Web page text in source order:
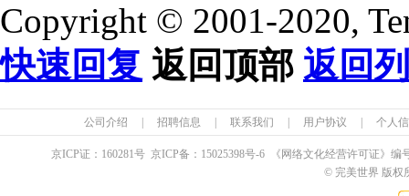
Copyright © 2001-2020,
快速回复 返回顶部 返回
公司介绍 招聘信息 联系我们 用户协议 个人
京ICP证： 160281号 京ICP备： 15025398号-6 《网络文化经营许可证》编
© 完美世界 版权